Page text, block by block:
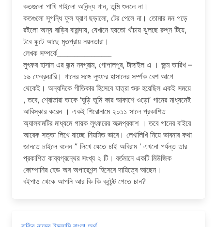
কতগুলো পাখি গাইলো অনিন্দ্য গান, তুমি শুনলে না।
কতগুলো সুগন্ধি ফুল ঘ্রাণ ছড়ালো, টের পেলে না। তোমার মন পড়ে
রইলো অন্য বাড়ির বারান্দায়, যেখানে হয়তো খাঁচায় ঝুলছে রুগ্ন টিয়ে,
টবে ফুটে আছে মৃতপ্রায় নয়নতারা।
লেখক সম্পর্কে________________
লুৎফর হাসান এর জন্ম নবগ্রাম, গোপালপুর, টাঙ্গাইল এ । জন্ম তারিখ –
১৬ ফেব্রুয়ারি। গানের সঙ্গে লুৎফর হাসানের সর্ম্পক বেশ আগে
থেকেই। অন্যদিকে গীতিকার হিসেবে যাত্রা শুরু হয়েছিল একই সময়ে
, তবে, শ্রোতারা তাকে ‘ঘুড়ি তুমি কার আকাশে ওড়ো’ গানের মাধ্যমেই
আবিস্কার করেন । একই শিরোনামে ২০১১ সালে প্রকাশিত
অ্যালবামটির মাধ্যমে গায়ক লুৎফরের আত্মপ্রকাশ । তবে গানের বাইরে
আরেক সত্তা লিখে যাচ্ছে নিয়মিত ভাবে। লেখালিখি নিয়ে ভাবনার কথা
জানতে চাইলে বলেন ” লিখে যেতে চাই অবিরাম ‘ এখনো পর্যন্ত তার
প্রকাশিত কাব্যগ্রন্থের সংখ্য ২ টি। বর্তমানে একটি মিউজিক
কোম্পানির হেড অব অপারেশন্স হিসেবে দায়িত্বে আছেন।
বইপাও থেকে আপনি আর কি কি কন্টেন্ট পেতে চান?